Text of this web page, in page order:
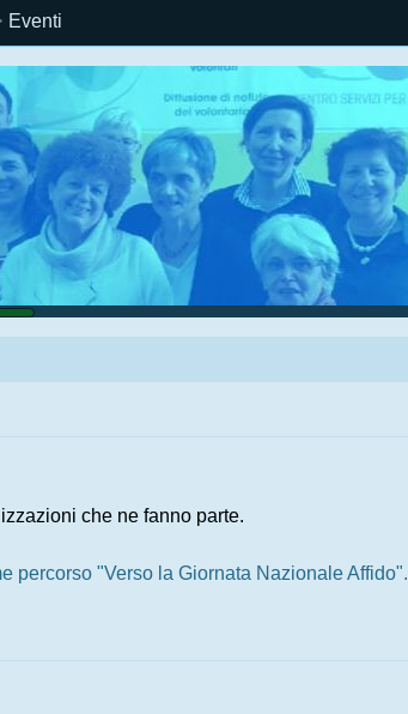
Eventi
che ne fanno parte.
percorso "Verso la Giornata Nazionale Affido".